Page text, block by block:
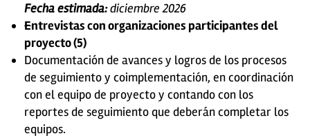
Fecha estimada:diciembre 2026
Entrevistas con organizaciones participantes del
proyecto (5)
Documentación de avances y logros de los procesos
de seguimiento y coimplementación, en coordinación
con el equipo de proyecto y contando con los
reportes de seguimiento que deberán completar los
equipos.